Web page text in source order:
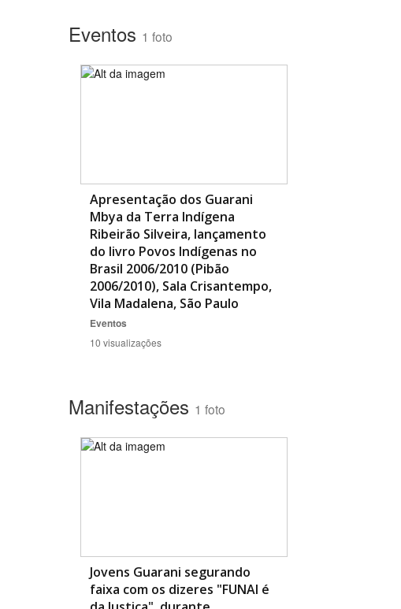
Eventos 1 foto
Apresentação dos Guarani
Mbya da Terra Indígena
Ribeirão Silveira, lançamento
do livro Povos Indígenas no
Brasil 2006/2010 (Pibão
2006/2010), Sala Crisantempo,
Vila Madalena, São Paulo
Eventos
10 visualizações
Manifestações 1 foto
Jovens Guarani segurando
faixa com os dizeres "FUNAI é